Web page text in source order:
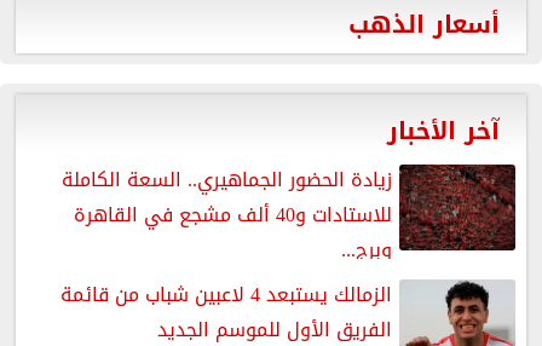
أسعار الذهب
آخر الأخبار
زيادة الحضور الجماهيري.. السعة الكاملة
للاستادات و40 ألف مشجع في القاهرة
وبرج...
الزمالك يستبعد 4 لاعبين شباب من قائمة
الفريق الأول للموسم الجديد